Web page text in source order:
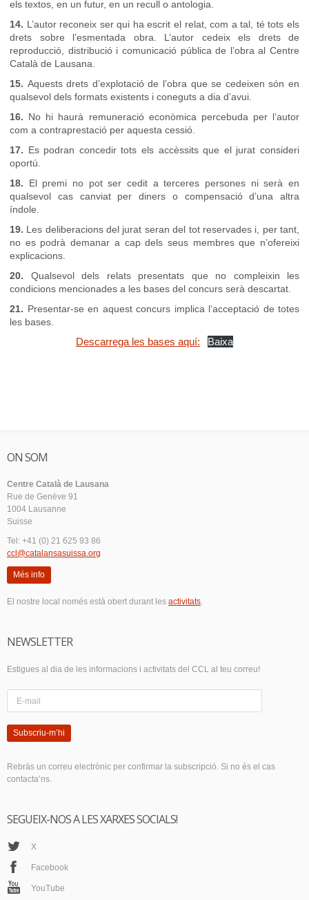
els textos, en un futur, en un recull o antologia.
14. L’autor reconeix ser qui ha escrit el relat, com a tal, té tots els
drets sobre l’esmentada obra. L’autor cedeix els drets de
reproducció, distribució i comunicació pública de l’obra al Centre
Català de Lausana.
15. Aquests drets d’explotació de l’obra que se cedeixen són en
qualsevol dels formats existents i coneguts a dia d’avui.
16. No hi haurà remuneració econòmica percebuda per l’autor
com a contraprestació per aquesta cessió.
17. Es podran concedir tots els accèssits que el jurat consideri
oportú.
18. El premi no pot ser cedit a terceres persones ni serà en
qualsevol cas canviat per diners o compensació d’una altra
índole.
19. Les deliberacions del jurat seran del tot reservades i, per tant,
no es podrà demanar a cap dels seus membres que n’ofereixi
explicacions.
20. Qualsevol dels relats presentats que no compleixin les
condicions mencionades a les bases del concurs serà descartat.
21. Presentar-se en aquest concurs implica l’acceptació de totes
les bases.
Descarrega les bases aquí: Baixa
ON SOM
Centre Català de Lausana
Rue de Genève 91
1004 Lausanne
Suisse
Tel: +41 (0) 21 625 93 86
ccl@catalansasuissa.org
Més info
El nostre local només està obert durant les activitats.
NEWSLETTER
Estigues al dia de les informacions i activitats del CCL al teu correu!
Subscriu-m’hi
Rebràs un correu electrònic per confirmar la subscripció. Si no és el cas
contacta’ns.
SEGUEIX-NOS A LES XARXES SOCIALS!
X
Facebook
YouTube